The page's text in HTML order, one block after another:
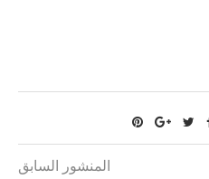
المنشور السابق